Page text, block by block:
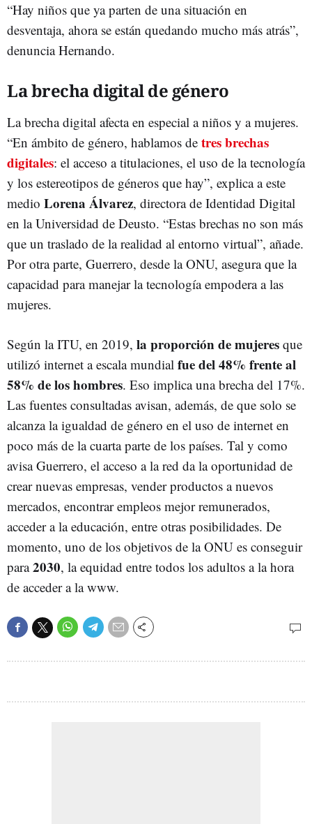
“Hay niños que ya parten de una situación en
desventaja, ahora se están quedando mucho más atrás”,
denuncia Hernando.
La brecha digital de género
La brecha digital afecta en especial a niños y a mujeres.
“En ámbito de género, hablamos de tres brechas
digitales: el acceso a titulaciones, el uso de la tecnología
y los estereotipos de géneros que hay”, explica a este
medio Lorena Álvarez, directora de Identidad Digital
en la Universidad de Deusto. “Estas brechas no son más
que un traslado de la realidad al entorno virtual”, añade.
Por otra parte, Guerrero, desde la ONU, asegura que la
capacidad para manejar la tecnología empodera a las
mujeres.
Según la ITU, en 2019, la proporción de mujeres que
utilizó internet a escala mundial fue del 48% frente al
58% de los hombres. Eso implica una brecha del 17%.
Las fuentes consultadas avisan, además, de que solo se
alcanza la igualdad de género en el uso de internet en
poco más de la cuarta parte de los países. Tal y como
avisa Guerrero, el acceso a la red da la oportunidad de
crear nuevas empresas, vender productos a nuevos
mercados, encontrar empleos mejor remunerados,
acceder a la educación, entre otras posibilidades. De
momento, uno de los objetivos de la ONU es conseguir
para2030, la equidad entre todos los adultos a la hora
de acceder a la www.